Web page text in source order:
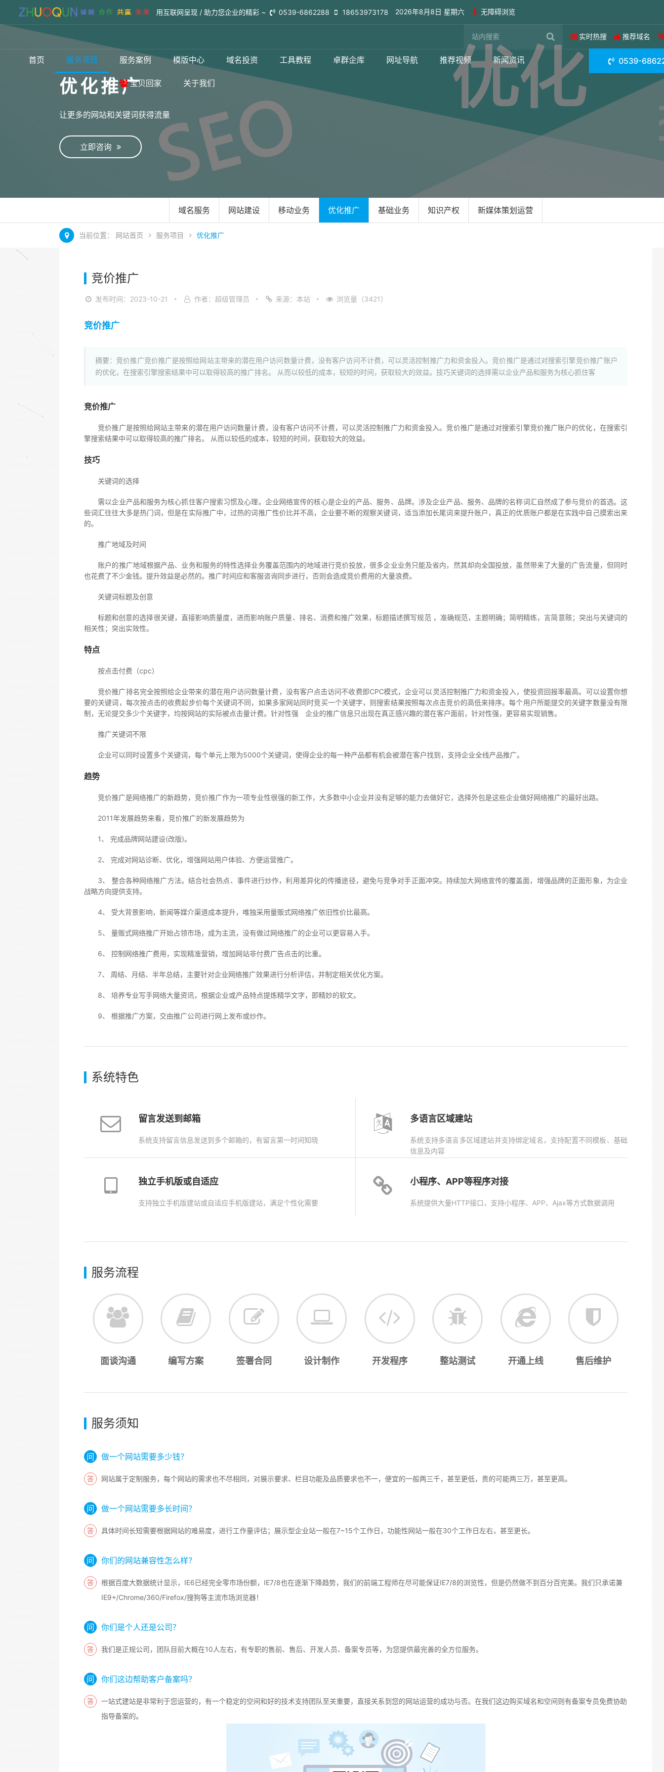
用互联网呈现 / 助力您企业的精彩 ~ 0539-6862288 18653973178 2026年8月8日 星期六 无障碍浏览
实时热搜 推荐域名
首页 服务项目 服务案例 模版中心 域名投资 工具教程 卓群企库 网址导航 推荐视频 新闻资讯
宝贝回家 关于我们
0539-
优化推广
让更多的网站和关键词获得流量
立即咨询
域名服务 网站建设 移动业务 优化推广 基础业务 知识产权 新媒体策划运营
当前位置： 网站首页 服务项目 优化推广
竞价推广
发布时间：2023-10-21 作者：超级管理员 来源：本站 浏览量（3421）
竞价推广
摘要：竞价推广竞价推广是按照给网站主带来的潜在用户访问数量计费，没有客户访问不计费，可以灵活控制推广力和资金投入。竞价推广是通过对搜索引擎竞价推广账户
的优化，在搜索引擎搜索结果中可以取得较高的推广排名。 从而以较低的成本，较短的时间，获取较大的效益。技巧关键词的选择需以企业产品和服务为核心抓住客
竞价推广
竞价推广是按照给网站主带来的潜在用户访问数量计费，没有客户访问不计费，可以灵活控制推广力和资金投入。竞价推广是通过对搜索引擎竞价推广账户的优化，在搜索引
擎搜索结果中可以取得较高的推广排名。 从而以较低的成本，较短的时间，获取较大的效益。
技巧
关键词的选择
需以企业产品和服务为核心抓住客户搜索习惯及心理。企业网络宣传的核心是企业的产品、服务、品牌。涉及企业产品、服务、品牌的名称词汇自然成了参与竞价的首选。这
些词汇往往大多是热门词，但是在实际推广中，过热的词推广性价比并不高，企业要不断的观察关键词，适当添加长尾词来提升账户，真正的优质账户都是在实践中自己摸索出来
的。
推广地域及时间
账户的推广地域根据产品、业务和服务的特性选择业务覆盖范围内的地域进行竞价投放，很多企业业务只能及省内，然其却向全国投放，虽然带来了大量的广告流量，但同时
也花费了不少金钱。提升效益是必然的。推广时间应和客服咨询同步进行，否则会造成竞价费用的大量浪费。
关键词标题及创意
标题和创意的选择很关键，直接影响质量度，进而影响账户质量、排名、消费和推广效果，标题描述撰写规范 ，准确规范，主题明确；简明精练，言简意赅；突出与关键词的
相关性；突出实效性。
特点
按点击付费（cpc）
竞价推广排名完全按照给企业带来的潜在用户访问数量计费，没有客户点击访问不收费即CPC模式，企业可以灵活控制推广力和资金投入，使投资回报率最高。可以设置你想
要的关键词，每次按点击的收费起步价每个关键词不同，如果多家网站同时竞买一个关键字，则搜索结果按照每次点击竞价的高低来排序。每个用户所能提交的关键字数量没有限
制，无论提交多少个关键字，均按网站的实际被点击量计费。针对性强 企业的推广信息只出现在真正感兴趣的潜在客户面前，针对性强，更容易实现销售。
推广关键词不限
企业可以同时设置多个关键词，每个单元上限为5000个关键词，使得企业的每一种产品都有机会被潜在客户找到，支持企业全线产品推广。
趋势
竞价推广是网络推广的新趋势，竞价推广作为一项专业性很强的新工作，大多数中小企业并没有足够的能力去做好它，选择外包是这些企业做好网络推广的最好出路。
2011年发展趋势来看，竞价推广的新发展趋势为
1、 完成品牌网站建设(改版)。
2、 完成对网站诊断、优化，增强网站用户体验、方便运营推广。
3、 整合各种网络推广方法。结合社会热点、事件进行炒作，利用差异化的传播途径，避免与竞争对手正面冲突。持续加大网络宣传的覆盖面，增强品牌的正面形象，为企业
战略方向提供支持。
4、 受大背景影响，新闻等媒介渠道成本提升，唯独采用量贩式网络推广依旧性价比最高。
5、 量贩式网络推广开始占领市场，成为主流，没有做过网络推广的企业可以更容易入手。
6、 控制网络推广费用，实现精准营销，增加网站非付费广告点击的比重。
7、 周结、月结、半年总结，主要针对企业网络推广效果进行分析评估，并制定相关优化方案。
8、 培养专业写手网络大量资讯，根据企业或产品特点提炼精华文字，即精妙的软文。
9、 根据推广方案，交由推广公司进行网上发布或炒作。
系统特色
留言发送到邮箱
系统支持留言信息发送到多个邮箱的，有留言第一时间知晓
多语言区域建站
系统支持多语言多区域建站并支持绑定域名，支持配置不同模板、基础
信息及内容
独立手机版或自适应
支持独立手机版建站或自适应手机版建站，满足个性化需要
小程序、APP等程序对接
系统提供大量HTTP接口，支持小程序、APP、Ajax等方式数据调用
服务流程
面谈沟通 编写方案 签署合同 设计制作 开发程序 整站测试 开通上线 售后维护
服务须知
做一个网站需要多少钱？
网站属于定制服务，每个网站的需求也不尽相同，对展示要求、栏目功能及品质要求也不一，便宜的一般两三千，甚至更低，贵的可能两三万，甚至更高。
做一个网站需要多长时间？
具体时间长短需要根据网站的难易度，进行工作量评估；展示型企业站一般在7~15个工作日，功能性网站一般在30个工作日左右，甚至更长。
你们的网站兼容性怎么样？
根据百度大数据统计显示，IE6已经完全零市场份额，IE7/8也在逐渐下降趋势，我们的前端工程师在尽可能保证IE7/8的浏览性，但是仍然做不到百分百完美。我们只承诺兼
IE9+/Chrome/360/Firefox/搜狗等主流市场浏览器！
你们是个人还是公司？
我们是正规公司，团队目前大概在10人左右，有专职的售前、售后、开发人员、备案专员等，为您提供最完善的全方位服务。
你们这边帮助客户备案吗？
一站式建站是非常利于您运营的，有一个稳定的空间和好的技术支持团队至关重要，直接关系到您的网站运营的成功与否。在我们这边购买域名和空间则有备案专员免费协助
指导备案的。